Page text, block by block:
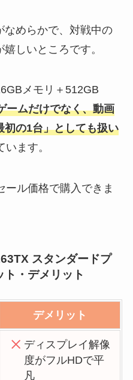
なめらかで、対戦中の
しいところです。
メモリ＋512GB
ームだけでなく、動画
初の1台」としても扱い
ます。
ール価格で購入できま
スタンダードプ
ト・デメリット
デメリット
ディスプレイ解像
度がフルHDで平
凡